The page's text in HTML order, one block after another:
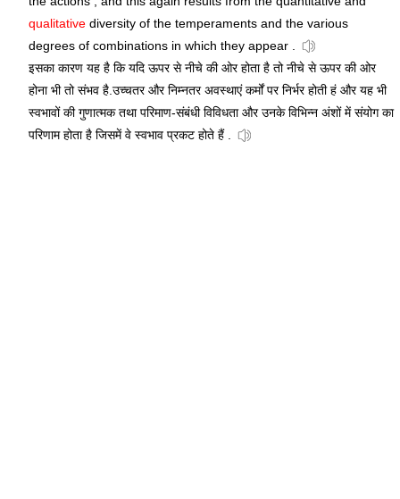
qualitative diversity of the temperaments and the various
degrees of combinations in which they appear .
इसका कारण यह है कि यदि ऊपर से नीचे की ओर होता है तो नीचे से ऊपर की ओर
होना भी तो संभव है.उच्चतर और निम्नतर अवस्थाएं कर्मों पर निर्भर होती हं और यह भी
स्वभावों की गुणात्मक तथा परिमाण-संबंधी विविधता और उनके विभिन्न अंशों में संयोग का
परिणाम होता है जिसमें वे स्वभाव प्रकट होते हैं .